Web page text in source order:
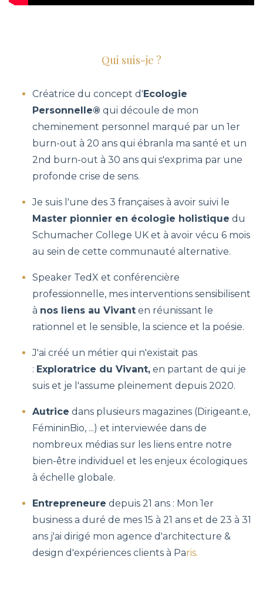
Qui suis-je ?
Créatrice du concept d'Ecologie
Personnelle® qui découle de mon
cheminement personnel marqué par un 1er
burn-out à 20 ans qui ébranla ma santé et un
2nd burn-out à 30 ans qui s'exprima par une
profonde crise de sens.
Je suis l'une des 3 françaises à avoir suivi le
Master pionnier en écologie holistique du
Schumacher College UK et à avoir vécu 6 mois
au sein de cette communauté alternative.
Speaker TedX et conférencière
professionnelle, mes interventions sensibilisent
à nos liens au Vivant en réunissant le
rationnel et le sensible, la science et la poésie.
J'ai créé un métier qui n'existait pas
: Exploratrice du Vivant, en partant de qui je
suis et je l'assume pleinement depuis 2020.
Autrice dans plusieurs magazines (Dirigeant.e,
FémininBio, ...) et interviewée dans de
nombreux médias sur les liens entre notre
bien-être individuel et les enjeux écologiques
à échelle globale.
Entrepreneure depuis 21 ans : Mon 1er
business a duré de mes 15 à 21 ans et de 23 à 31
ans j'ai dirigé mon agence d'architecture &
design d'expériences clients à Paris.